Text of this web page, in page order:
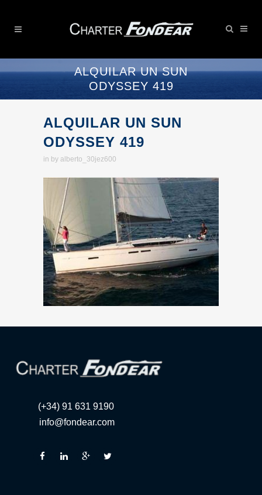
ALQUILAR UN SUN
ODYSSEY 419
ALQUILAR UN SUN
ODYSSEY 419
in by alberto_30jez600
(+34) 91 631 9190
info@fondear.com